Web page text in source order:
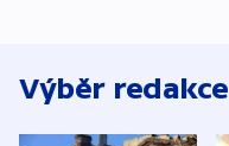
Výběr redakce